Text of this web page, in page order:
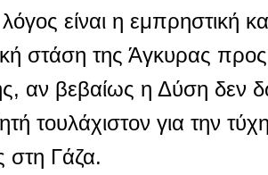
είναι η εμπρηστική
στάση της Άγκυρας
αν βεβαίως η Δύση δεν
τουλάχιστον για την
στη Γάζα.